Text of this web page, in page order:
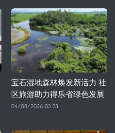
宝石湿地森林焕发新活力 社
区旅游助力得乐省绿色发展
04/08/2026 03:23